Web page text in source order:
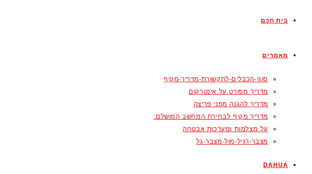
בית חכם
מאמרים
סוגי-הכבלים-לתקשורת-מדריך-מקיף
מדריך מפורט על אינטרקום
מדריך להגנה מפני פריצה
מדריך מקיף לבחירת המחשב המושלם:
על מצלמות ומערכות אבטחה
מצבר-רגיל-מול-מצבר-גל
DAHUA